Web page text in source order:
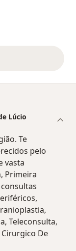
Lúcio
Te
pelo
vasta
Primeira
Teleconsulta,
De